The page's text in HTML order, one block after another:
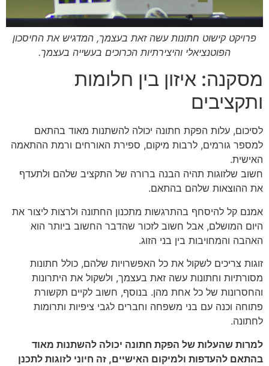
פרויקט קישוט חתונות עשה זאת בעצמך, המדגיש את החיסכון
הפוטנציאלי והיצירתיות הכרוכים בעשייה בעצמך.
מסקנה: איזון בין חלומות
ותקציבים
לסיכום, עלות הפקת חתונה יכולה להשתנות מאוד בהתאם
למספר גורמים, לרבות מיקום, ספירת האורחים ורמת ההתאמה
האישית.
חשוב שלזוגות תהיה הבנה ברורה של התקציב שלהם ולתעדף
את ההוצאות שלהם בהתאם.
אמנם קל להיסחף בהתרגשות מתכנון החתונה ולרצות ליצור את
היום המושלם, אבל חשוב לזכור שהדבר החשוב ביותר הוא
האהבה והמחויבות בין בני הזוג.
זוגות צריכים לשקול את כל האפשרויות שלהם, כולל חתונות
מסורתיות וחתונות עשה זאת בעצמך, ולשקול את היתרונות
והחסרונות של כל אחת מהן. בנוסף, חשוב לקיים תקשורת
פתוחה וכנה עם בני משפחה וחברים לגבי ציפיות ותרומות
לחתונה.
למרות שהעלות של הפקת חתונה יכולה להשתנות מאוד
בהתאם להעדפות ולמיקום האישיים, זה חיוני לזוגות לתכנן